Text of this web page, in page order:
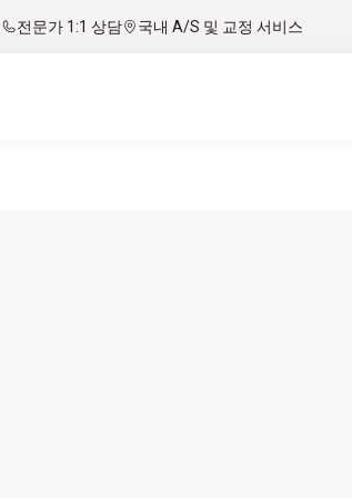
전문가 1:1 상담 국내 A/S 및 교정 서비스